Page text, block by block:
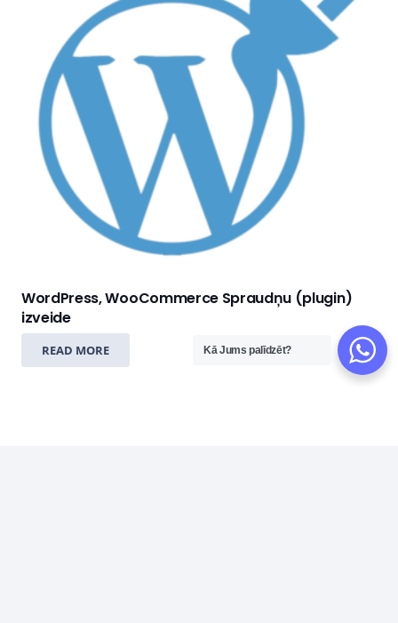
WordPress, WooCommerce Spraudņu (plugin)
izveide
READ MORE Kā Jums palīdzēt?